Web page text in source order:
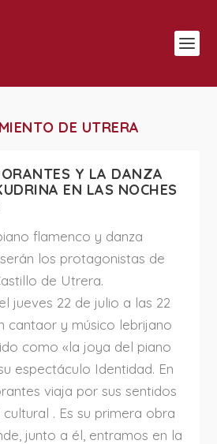
DE UTRERA
Y LA DANZA
EN LAS NOCHES
flamenco y danza
los protagonistas de
de Utrera.
jueves 22 de julio a las 22
cantaor y músico lebrijano
como «la joya del piano
espectáculo Identidad. En
viaja por sus sentidos
. Es su primera obra
junto a él, entramos en la